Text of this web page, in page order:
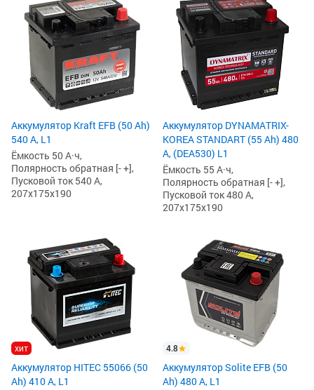
Аккумулятор Kraft EFB (50 Ah)
540 А, L1
Ёмкость 50 А·ч,
Полярность обратная [- +],
Пусковой ток 540 А,
207x175x190
Аккумулятор DYNAMATRIX-
KOREA STANDART (55 Ah) 480
А, (DEA530) L1
Ёмкость 55 А·ч,
Полярность обратная [- +],
Пусковой ток 480 А,
207x175x190
хит
Аккумулятор HITEC 55066 (50
Ah) 410 А, L1
4.8
Аккумулятор Solite EFB (50
Ah) 480 А, L1